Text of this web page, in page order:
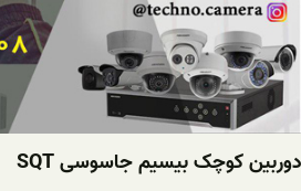
دوربین کوچک بیسیم جاسوسی SQT